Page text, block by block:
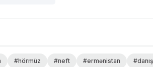
#hörmüz #neft #ermənistan